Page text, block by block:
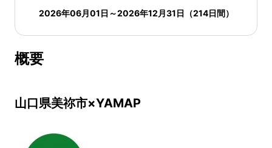
2026年06月01日 ～2026年12月31日 （214日間）
概要
山口県美祢市×YAMAP